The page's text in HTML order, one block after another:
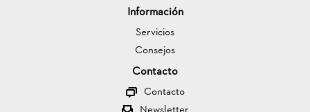
Información
Servicios
Consejos
Contacto
Contacto